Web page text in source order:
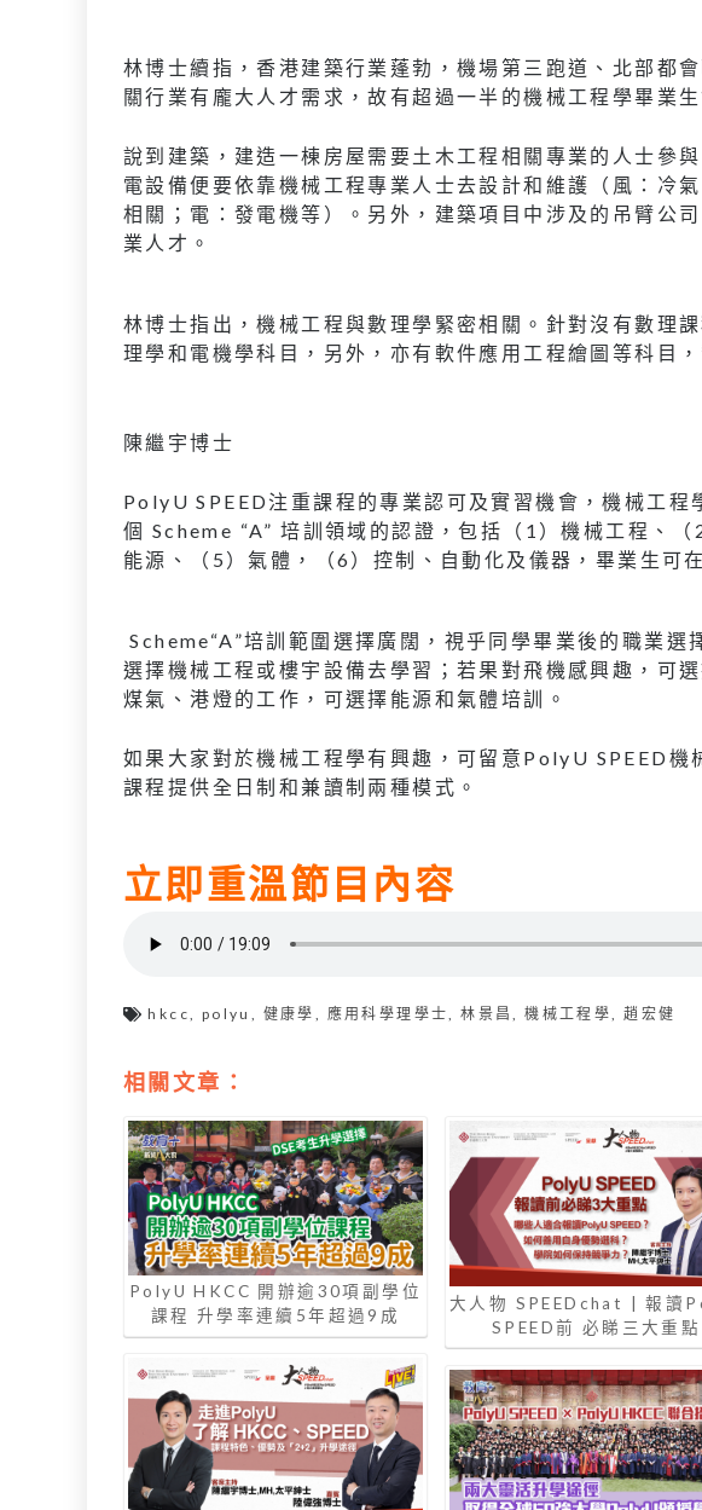
林博士續指，香港建築行業蓬勃，機場第三跑道、北部都
關行業有龐大人才需求，故有超過一半的機械工程學畢業
說到建築，建造一棟房屋需要土木工程相關專業的人士參
電設備便要依靠機械工程專業人士去設計和維護（風：冷
相關；電：發電機等）。另外，建築項目中涉及的吊臂公
業人才。
林博士指出，機械工程與數理學緊密相關。針對沒有數理
理學和電機學科目，另外，亦有軟件應用工程繪圖等科目
陳繼宇博士
PolyU SPEED注重課程的專業認可及實習機會，機械工程
個 Scheme “A” 培訓領域的認證，包括（1）機械工程、
能源、（5）氣體，（6）控制、自動化及儀器，畢業生可
Scheme“A”培訓範圍選擇廣闊，視乎同學畢業後的職業選
選擇機械工程或樓宇設備去學習；若果對飛機感興趣，可
煤氣、港燈的工作，可選擇能源和氣體培訓。
如果大家對於機械工程學有興趣，可留意PolyU SPEED機
課程提供全日制和兼讀制兩種模式。
立即重溫節目內容
hkcc, polyu , 健康學 , 應用科學理學士,林景昌,機械工程學,趙宏健
相關文章：
PolyU HKCC 開辦逾30項副學位
課程 升學率連續5年超過9成
大人物 SPEEDchat | 報讀
SPEED前 必睇三大重點